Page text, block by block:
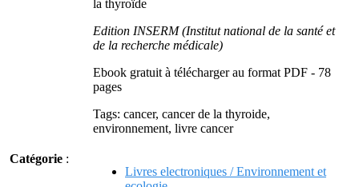
la thyroïde
Edition INSERM (Institut national de la santé et
de la recherche médicale)
Ebook gratuit à télécharger au format PDF - 78
pages
Tags: cancer, cancer de la thyroide,
environnement, livre cancer
Catégorie :
Livres electroniques / Environnement et